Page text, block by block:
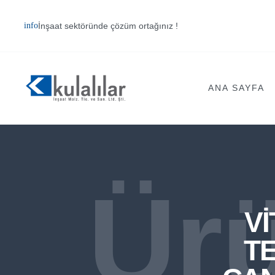
İnşaat sektöründe çözüm ortağınız !
ANA SAYFA